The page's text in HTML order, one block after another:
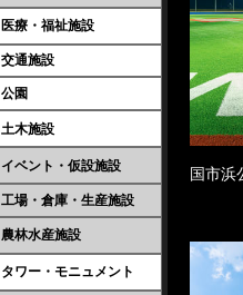
医療・福祉施設
交通施設
公園
土木施設
イベント・仮設施設
工場・倉庫・生産施設
農林水産施設
タワー・モニュメント
国市浜